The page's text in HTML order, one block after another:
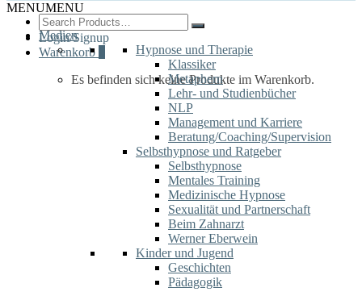
Search
for:
Login/Signup
Warenkorb
Es befinden sich keine Produkte im Warenkorb.
MENUMENU
Medien
Hypnose und Therapie
Klassiker
Metaphern
Lehr- und Studienbücher
NLP
Management und Karriere
Beratung/Coaching/Supervision
Selbsthypnose und Ratgeber
Selbsthypnose
Mentales Training
Medizinische Hypnose
Sexualität und Partnerschaft
Beim Zahnarzt
Werner Eberwein
Kinder und Jugend
Geschichten
Pädagogik